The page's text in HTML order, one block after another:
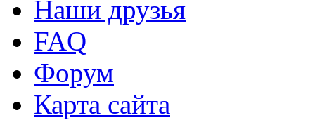
Наши друзья
FAQ
Форум
Карта сайта